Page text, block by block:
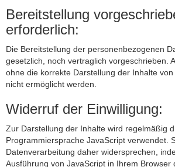
Bereitstellung
erforderlich:
Die Bereitstellung der personenbezogenen
gesetzlich, noch vertraglich vorgeschrieben.
ohne die korrekte Darstellung der Inhalte
nicht ermöglicht werden.
Widerruf der Einwilligung:
Zur Darstellung der Inhalte wird regelmäßig
Programmiersprache JavaScript verwendet.
Datenverarbeitung daher widersprechen,
Ausführung von JavaScript in Ihrem Browser